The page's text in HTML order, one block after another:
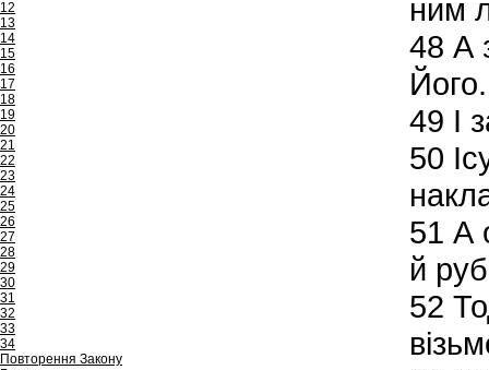
12
13
14
15
16
17
18
19
20
21
22
23
24
25
26
27
28
29
30
31
32
33
34
Повторення Закону
ним
48 А
Його.
49 І
50
51 А
й
52